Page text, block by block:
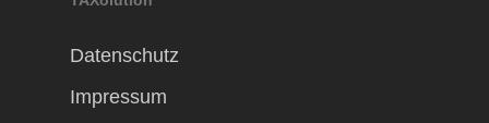
Datenschutz
Impressum